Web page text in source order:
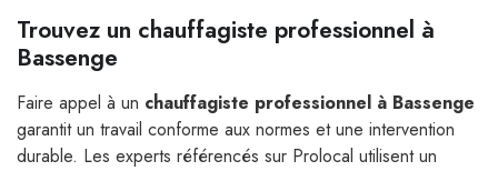
Trouvez un chauffagiste professionnel à
Bassenge
Faire appel à un chauffagiste professionnel à Bassenge
garantit un travail conforme aux normes et une intervention
durable. Les experts référencés sur Prolocal utilisent un